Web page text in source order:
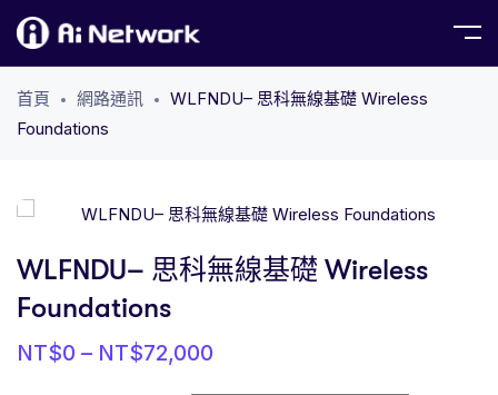
首頁 網路通訊
WLFNDU– 思科無線基礎 Wireless
Foundations
WLFNDU– 思科無線基礎 Wireless
Foundations
NT$0 – NT$72,000